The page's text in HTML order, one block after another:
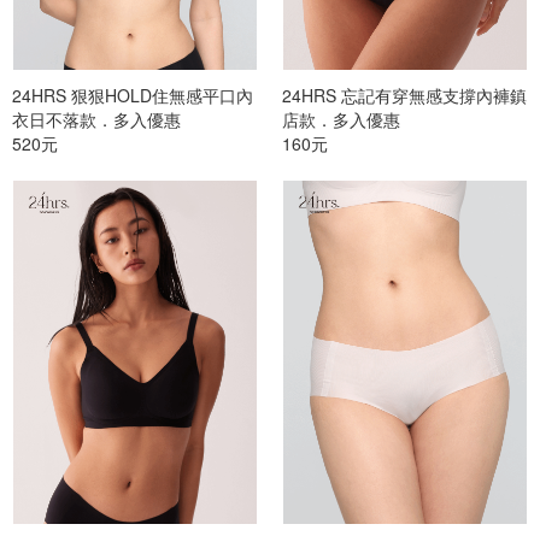
24HRS 狠狠HOLD住無感平口內
衣日不落款．多入優惠
520元
24HRS 忘記有穿無感支撐內褲鎮
店款．多入優惠
160元